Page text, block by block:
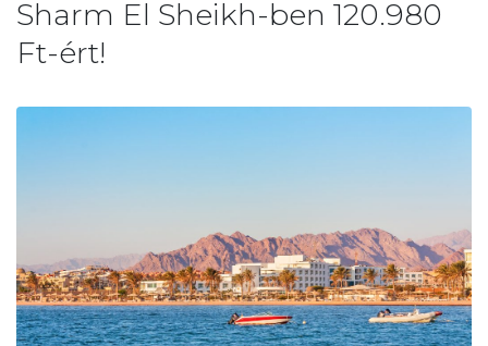
Sharm El Sheikh-ben 120.980
Ft-ért!